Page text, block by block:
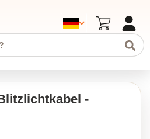
-